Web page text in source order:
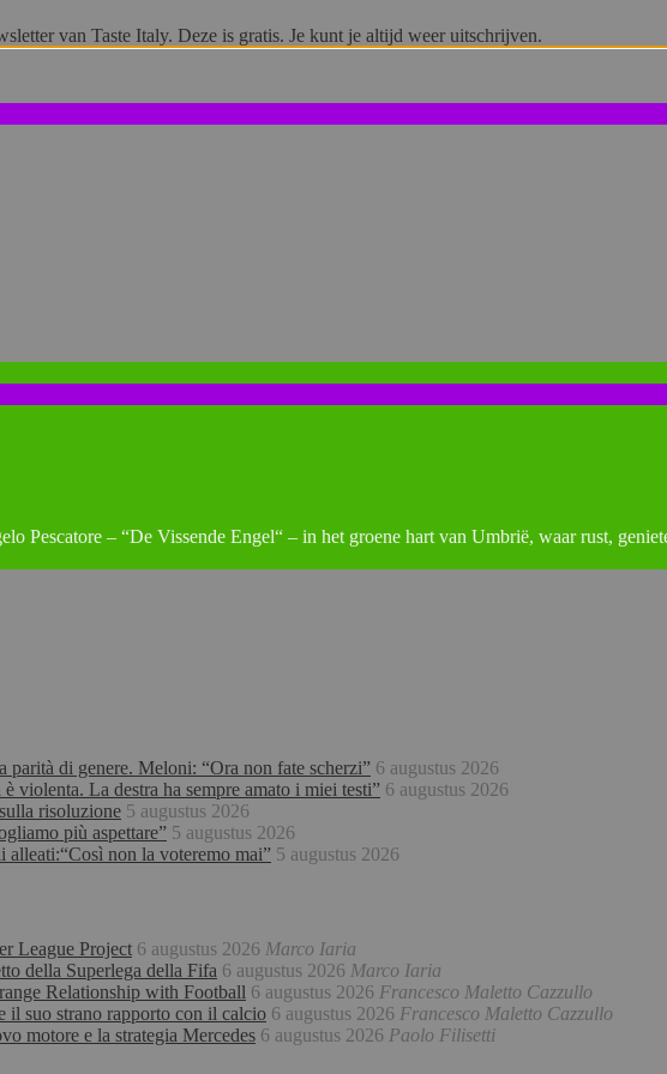
Pescatore – “De Vissende Engel“ – in het groene hart van Umbrië, waar rust,
parità di genere. Meloni: “Ora non fate scherzi” 6 augustus 2026
violenta. La destra ha sempre amato i miei testi” 6 augustus 2026
risoluzione 5 augustus 2026
più aspettare” 5 augustus 2026
non la voteremo mai” 5 augustus 2026
League Project 6 augustus 2026 Marco Iaria
della Superlega della Fifa 6 augustus 2026 Marco Iaria
Relationship with Football 6 augustus 2026 Francesco Maletto Cazzullo
suo strano rapporto con il calcio 6 augustus 2026 Francesco Maletto Cazzullo
motore e la strategia Mercedes 6 augustus 2026 Paolo Filisetti
van Taste Italy. Deze is gratis. Je kunt je altijd weer uitschrijven.